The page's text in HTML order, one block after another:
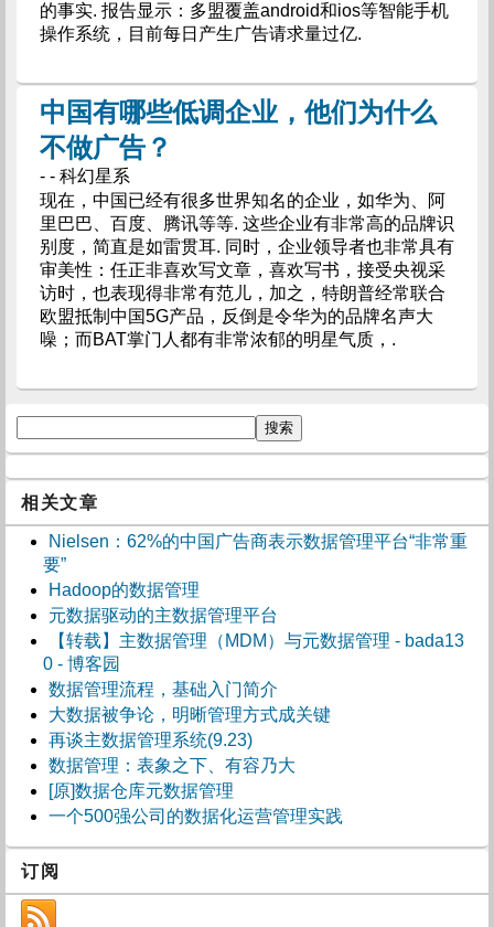
的事实. 报告显示：多盟覆盖android和ios等智能手机
操作系统，目前每日产生广告请求量过亿.
中国有哪些低调企业，他们为什么
不做广告？
- - 科幻星系
现在，中国已经有很多世界知名的企业，如华为、阿
里巴巴、百度、腾讯等等. 这些企业有非常高的品牌识
别度，简直是如雷贯耳. 同时，企业领导者也非常具有
审美性：任正非喜欢写文章，喜欢写书，接受央视采
访时，也表现得非常有范儿，加之，特朗普经常联合
欧盟抵制中国5G产品，反倒是令华为的品牌名声大
噪；而BAT掌门人都有非常浓郁的明星气质，.
相关文章
Nielsen：62%的中国广告商表示数据管理平台“非常重
要”
Hadoop的数据管理
元数据驱动的主数据管理平台
【转载】主数据管理（MDM）与元数据管理 - bada13
0 - 博客园
数据管理流程，基础入门简介
大数据被争论，明晰管理方式成关键
再谈主数据管理系统(9.23)
数据管理：表象之下、有容乃大
[原]数据仓库元数据管理
一个500强公司的数据化运营管理实践
订阅